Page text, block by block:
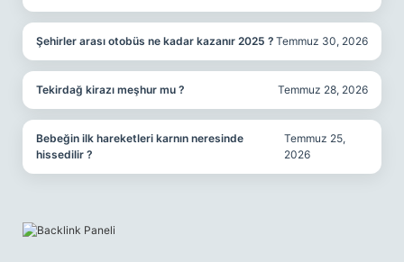
Şehirler arası otobüs ne kadar kazanır 2025 ? Temmuz 30, 2026
Tekirdağ kirazı meşhur mu ? Temmuz 28, 2026
Bebeğin ilk hareketleri karnın neresinde
hissedilir ?
Temmuz 25,
2026